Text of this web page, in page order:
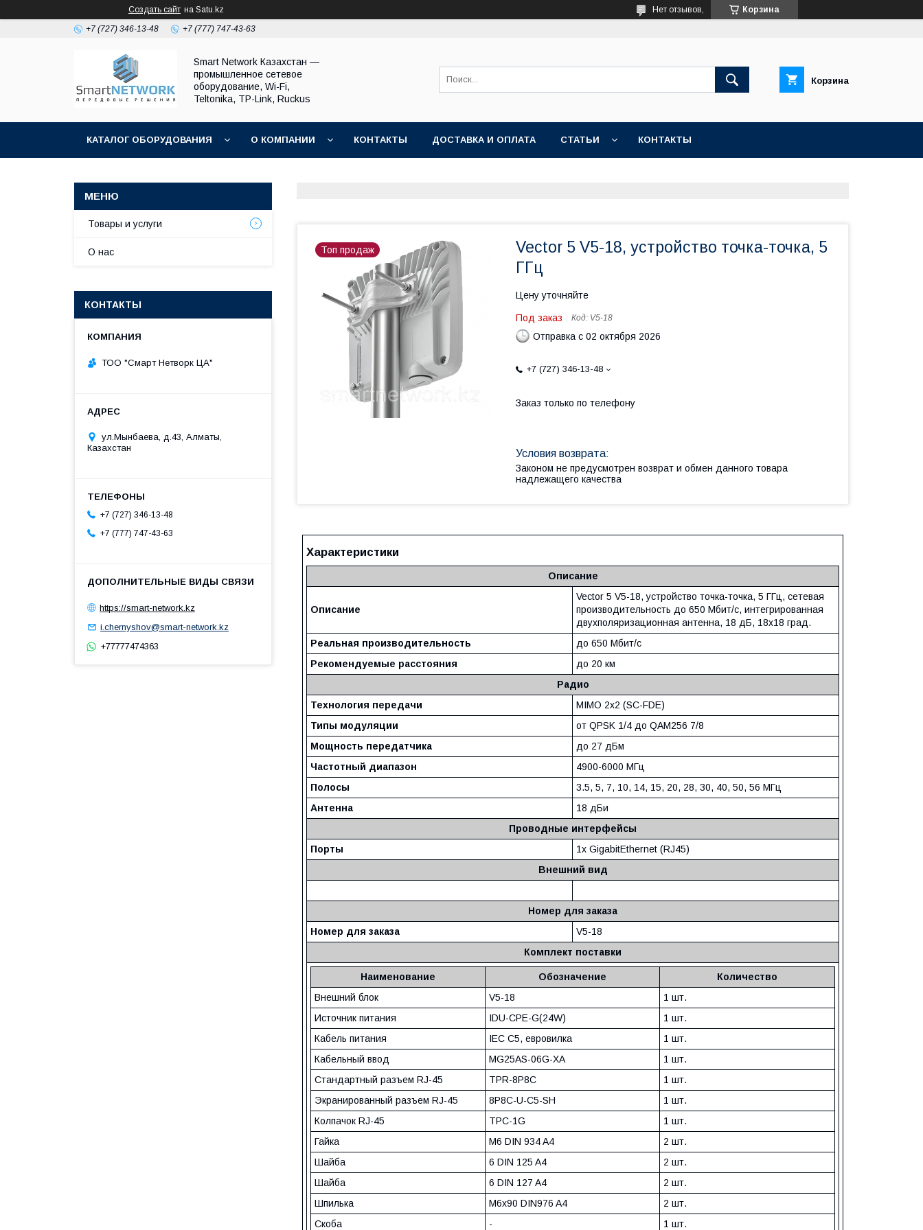
Создать сайт на Satu.kz Корзина
Нет отзывов,
+7 (727) 346-13-48 +7 (777) 747-43-63
Smart Network Казахстан —
промышленное сетевое
оборудование, Wi-Fi,
Teltonika, TP-Link, Ruckus
Корзина
КАТАЛОГ ОБОРУДОВАНИЯ О КОМПАНИИ КОНТАКТЫ ДОСТАВКА И ОПЛАТА СТАТЬИ КОНТАКТЫ
Топ продаж
Vector 5 V5-18, устройство точка-точка, 5
ГГц
Цену уточняйте
Под заказ Код: V5-18
Отправка с 02 октября 2026
+7 (727) 346-13-48
Заказ только по телефону
Законом не предусмотрен возврат и обмен данного товара
надлежащего качества
Характеристики
Описание
Описание
Vector 5 V5-18, устройство точка-точка, 5 ГГц, сетевая
производительность до 650 Мбит/с, интегрированная
двухполяризационная антенна, 18 дБ, 18x18 град.
Реальная производительность
до 650 Мбит/с
Рекомендуемые расстояния
до 20 км
Радио
Технология передачи
MIMO 2x2 (SC-FDE)
Типы модуляции
от QPSK 1/4 до QAM256 7/8
Мощность передатчика
до 27 дБм
Частотный диапазон
4900-6000 MГц
Полосы
3.5, 5, 7, 10, 14, 15, 20, 28, 30, 40, 50, 56 МГц
Антенна
18 дБи
Проводные интерфейсы
Порты
1x GigabitEthernet (RJ45)
Внешний вид
Номер для заказа
Номер для заказа
V5-18
Комплект поставки
Наименование Обозначение
Количество
Внешний блок
V5-18
1 шт.
Источник питания
IDU-CPE-G(24W)
1 шт.
Кабель питания
IEC C5, евровилка
1 шт.
Кабельный ввод
MG25AS-06G-XA
1 шт.
Стандартный разъем RJ-45
TPR-8P8C
1 шт.
Экранированный разъем RJ-45
8P8C-U-C5-SH
1 шт.
Колпачок RJ-45
TPC-1G
1 шт.
Гайка
M6 DIN 934 A4
2 шт.
Шайба
6 DIN 125 A4
2 шт.
Шайба
6 DIN 127 A4
2 шт.
Шпилька
M6x90 DIN976 A4
2 шт.
Скоба
-
1 шт.
Товары и услуги
О нас
КОНТАКТЫ
ТОО "Смарт Нетворк ЦА"
ул.Мынбаева, д.43, Алматы,
Казахстан
+7 (727) 346-13-48
+7 (777) 747-43-63
https://smart-network.kz
i.chernyshov@smart-network.kz
+77777474363